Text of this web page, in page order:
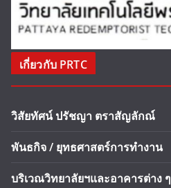
เกี่ยวกับ PRTC
วิสัยทัศน์ ปรัชญา ตราสัญลักณ์
พันธกิจ / ยุทธศาสตร์การทำงาน
บริเวณวิทยาลัยฯและอาคารต่าง ๆ